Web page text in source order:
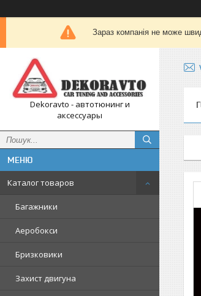
Зараз компанія не може
Dekoravto - автотюнинг и
аксессуары
Каталог товаров
Багажники
Аеробокси
Бризковики
Захист двигуна